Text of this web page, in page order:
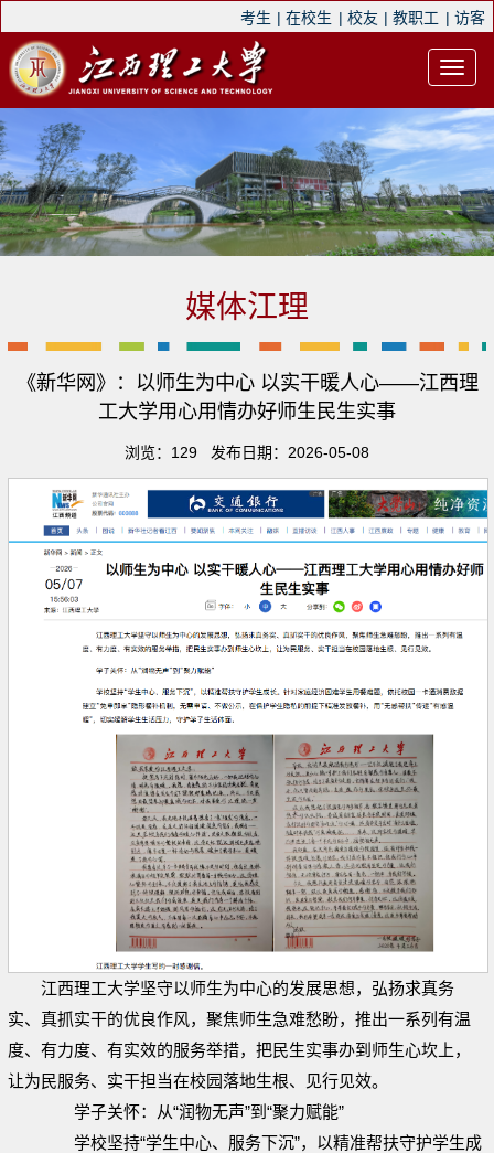
考生 | 在校生 | 校友 | 教职工 | 访客
媒体江理
《新华网》：以师生为中心 以实干暖人心——江西理
工大学用心用情办好师生民生实事
浏览： 129 发布日期：2026-05-08
江西理工大学坚守以师生为中心的发展思想，弘扬求真务
实、真抓实干的优良作风，聚焦师生急难愁盼，推出一系列有温
度、有力度、有实效的服务举措，把民生实事办到师生心坎上，
让为民服务、实干担当在校园落地生根、见行见效。
学子关怀：从“润物无声”到“聚力赋能”
学校坚持“学生中心、服务下沉”，以精准帮扶守护学生成